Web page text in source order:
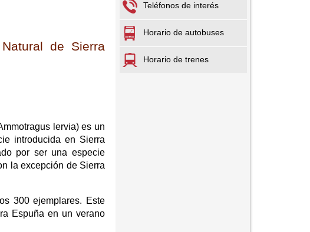
de Sierra
lervia) es un
introducida en Sierra
por ser una especie
la excepción de Sierra
300 ejemplares. Este
Espuña en un verano
Teléfonos de interés
Horario de autobuses
Horario de trenes